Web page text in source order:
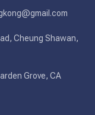
Cheung Shawan,
Grove, CA